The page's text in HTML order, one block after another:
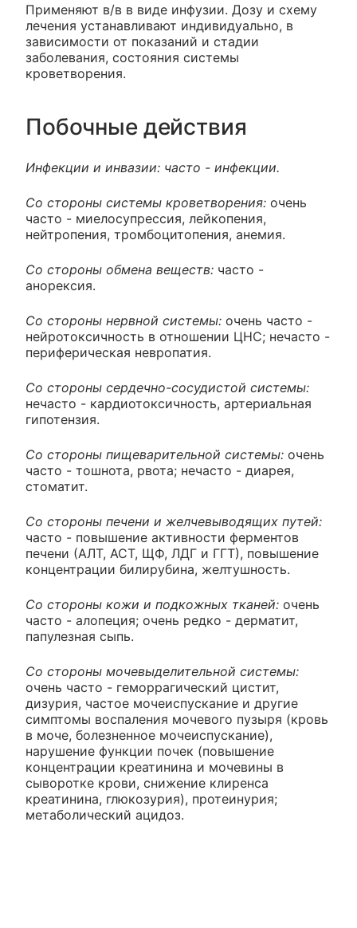
Применяют в/в в виде инфузии. Дозу и схему
лечения устанавливают индивидуально, в
зависимости от показаний и стадии
заболевания, состояния системы
кроветворения.
Побочные действия
Инфекции и инвазии: часто - инфекции.
Со стороны системы кроветворения: очень
часто - миелосупрессия, лейкопения,
нейтропения, тромбоцитопения, анемия.
Со стороны обмена веществ: часто -
анорексия.
Со стороны нервной системы: очень часто -
нейротоксичность в отношении ЦНС; нечасто -
периферическая невропатия.
Со стороны сердечно-сосудистой системы:
нечасто - кардиотоксичность, артериальная
гипотензия.
Со стороны пищеварительной системы: очень
часто - тошнота, рвота; нечасто - диарея,
стоматит.
Со стороны печени и желчевыводящих путей:
часто - повышение активности ферментов
печени (АЛТ, ACT, ЩФ, ЛДГ и ГГТ), повышение
концентрации билирубина, желтушность.
Со стороны кожи и подкожных тканей: очень
часто - алопеция; очень редко - дерматит,
папулезная сыпь.
Со стороны мочевыделительной системы:
очень часто - геморрагический цистит,
дизурия, частое мочеиспускание и другие
симптомы воспаления мочевого пузыря (кровь
в моче, болезненное мочеиспускание),
нарушение функции почек (повышение
концентрации креатинина и мочевины в
сыворотке крови, снижение клиренса
креатинина, глюкозурия), протеинурия;
метаболический ацидоз.